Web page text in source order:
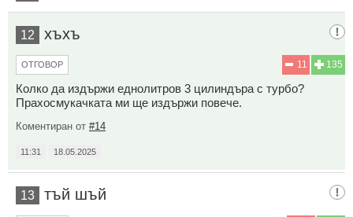
12 хъхъ
135
11
ОТГОВОР
Колко да издържи еднолитров 3 цилиндъра с турбо?
Прахосмукачката ми ще издържи повече.
Коментиран от #14
11:31 18.05.2025
13 тъй шъй